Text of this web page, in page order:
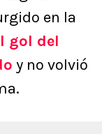
en la
gol del
y no volvió